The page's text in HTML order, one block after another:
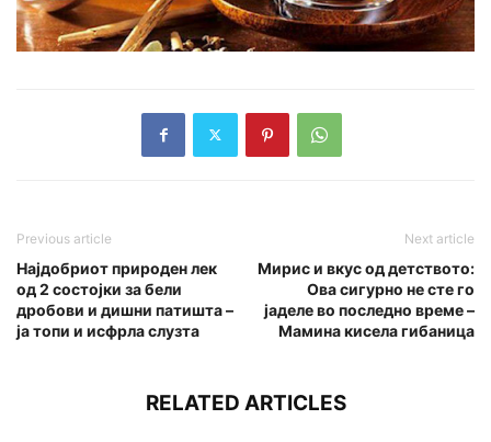
Previous article
Најдобриот природен лек
од 2 состојки за бели
дробови и дишни патишта –
ја топи и исфрла слузта
Next article
Мирис и вкус од детството:
Ова сигурно не сте го
јаделе во последно време –
Мамина кисела гибаница
RELATED ARTICLES